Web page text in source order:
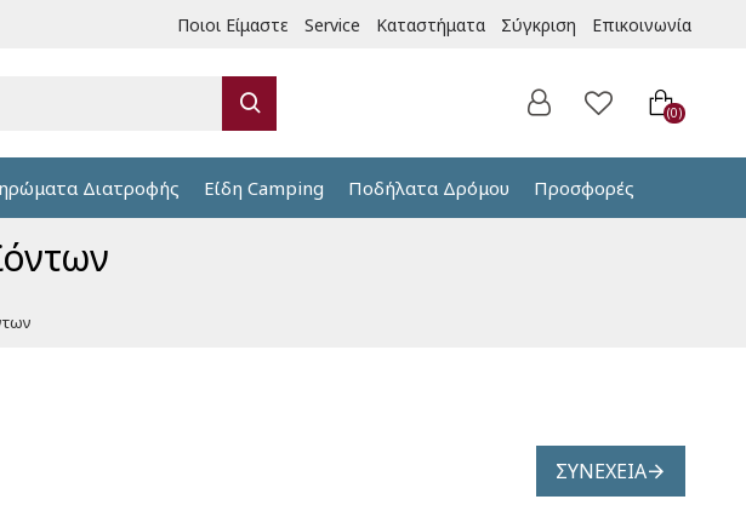
Ποιοι Είμαστε Service Καταστήματα Σύγκριση Επικοινωνία
0
Διατροφής Είδη Camping Ποδήλατα Δρόμου Προσφορές
ΣΥΝΈΧΕΙΑ